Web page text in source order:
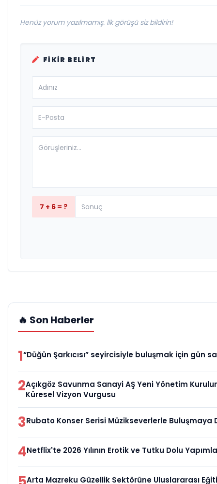
Henüz yorum yazılmamış. İlk görüşü siz bildirin!
FIKIR BELIRT
7 + 6 = ?
🔥 Son Haberler
1“Düğün Şarkıcısı” seyircisiyle buluşmak için gün
2Açıkgöz Savunma Sanayi AŞ Yeni Yönetim
Küresel Vizyon Vurgusu
3Rubato Konser Serisi Müzikseverlerle Buluşmaya
4Netflix'te 2026 Yılının Erotik ve Tutku Dolu
Arta Mazreku Güzellik Sektörüne Uluslararası